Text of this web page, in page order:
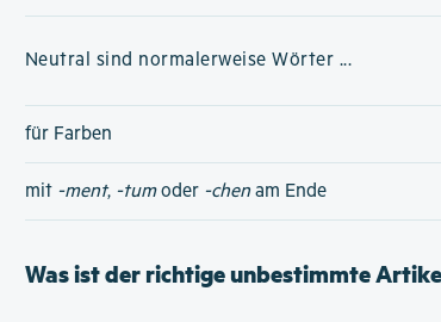
Neutral sind normalerweise Wörter ...
für Farben
mit -ment, -tumoder -chenam Ende
Was ist der richtige unbestimmte